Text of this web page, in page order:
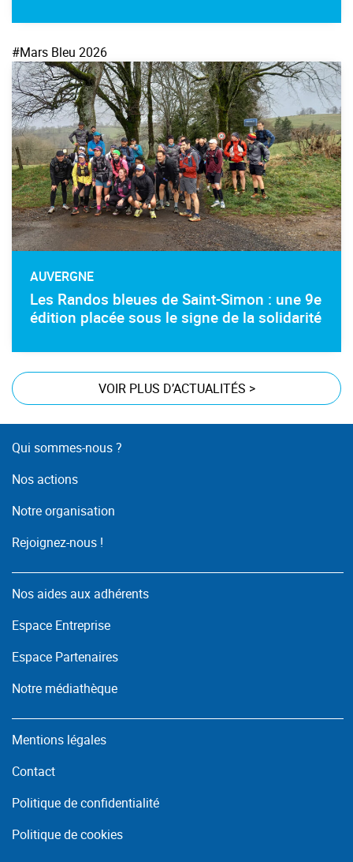
#Mars Bleu 2026
AUVERGNE
Les Randos bleues de Saint-Simon : une 9e
édition placée sous le signe de la solidarité
VOIR PLUS D’ACTUALITÉS >
Qui sommes-nous ?
Nos actions
Notre organisation
Rejoignez-nous !
Nos aides aux adhérents
Espace Entreprise
Espace Partenaires
Notre médiathèque
Mentions légales
Contact
Politique de confidentialité
Politique de cookies